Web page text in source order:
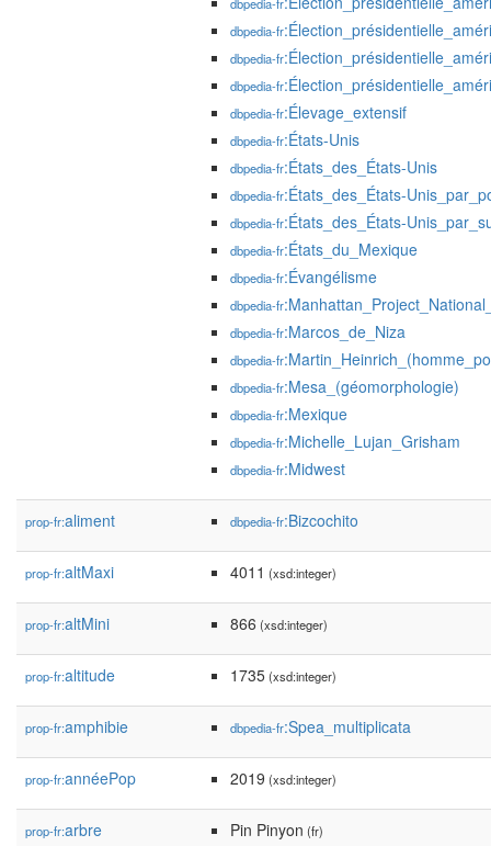
dbpedia-fr
dbpedia-fr
dbpedia-fr
dbpedia-fr:Élevage_extensif
dbpedia-fr:États-Unis
dbpedia-fr:États_des_États-Unis
dbpedia-fr:États_des_États-
dbpedia-fr:États_des_États-
dbpedia-fr:États_du_Mexique
dbpedia-fr:Évangélisme
dbpedia-fr
dbpedia-fr:Marcos_de_Niza
dbpedia-fr
dbpedia-fr:Mesa_(géomorphologie)
dbpedia-fr:Mexique
dbpedia-fr:Michelle_Lujan_Grisham
dbpedia-fr:Midwest
prop-fr:aliment dbpedia-fr:Bizcochito
prop-fr:altMaxi 4011 (xsd:integer)
prop-fr:altMini 866 (xsd:integer)
prop-fr:altitude 1735(xsd:integer)
prop-fr:amphibie dbpedia-fr:Spea_multiplicata
prop-fr:annéePop 2019 (xsd:integer)
prop-fr:arbre Pin Pinyon (fr)